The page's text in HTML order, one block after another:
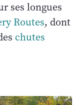
ses longues
Routes, dont
chutes